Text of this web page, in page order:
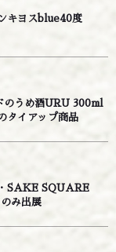
キヨスblue40度
のうめ酒URU 300ml
タイアップ商品
・SAKE SQUARE
み出展